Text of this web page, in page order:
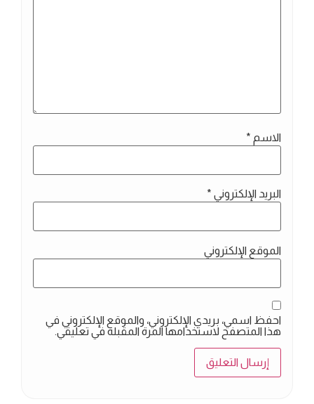
الاسم *
البريد الإلكتروني *
الموقع الإلكتروني
احفظ اسمي، بريدي الإلكتروني، والموقع الإلكتروني في
هذا المتصفح لاستخدامها المرة المقبلة في تعليقي.